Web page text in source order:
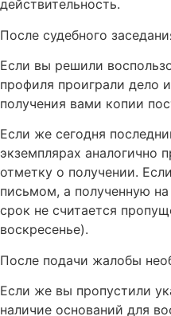
действительность.
После судебного
Если вы решили
профиля проиграли дело
получения вами копии
Если же сегодня
экземплярах аналогично
отметку о получении.
письмом, а полученную
срок не считается
воскресенье).
После подачи жалобы
Если же вы пропустили
наличие оснований для